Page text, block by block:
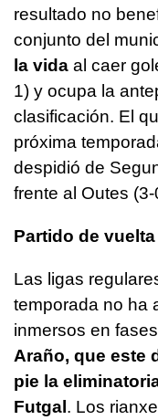
resultado no
conjunto del
la vida al caer
1) y ocupa la
clasificación. El
próxima
despidió de
frente al Outes (3-
Partido de vuelta
Las ligas
temporada no ha
inmersos en
Araño, que este
pie la
Futgal . Los